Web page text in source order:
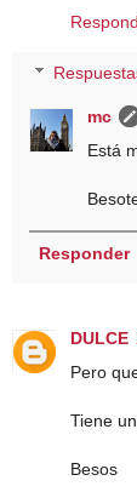
mc
Está
Responder
DULCE
Pero
Tiene
Besos